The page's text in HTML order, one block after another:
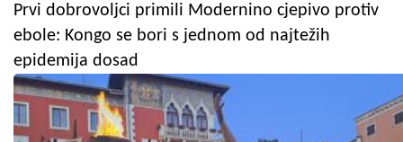
Prvi dobrovoljci primili Modernino cjepivo protiv
ebole: Kongo se bori s jednom od najtežih
epidemija dosad